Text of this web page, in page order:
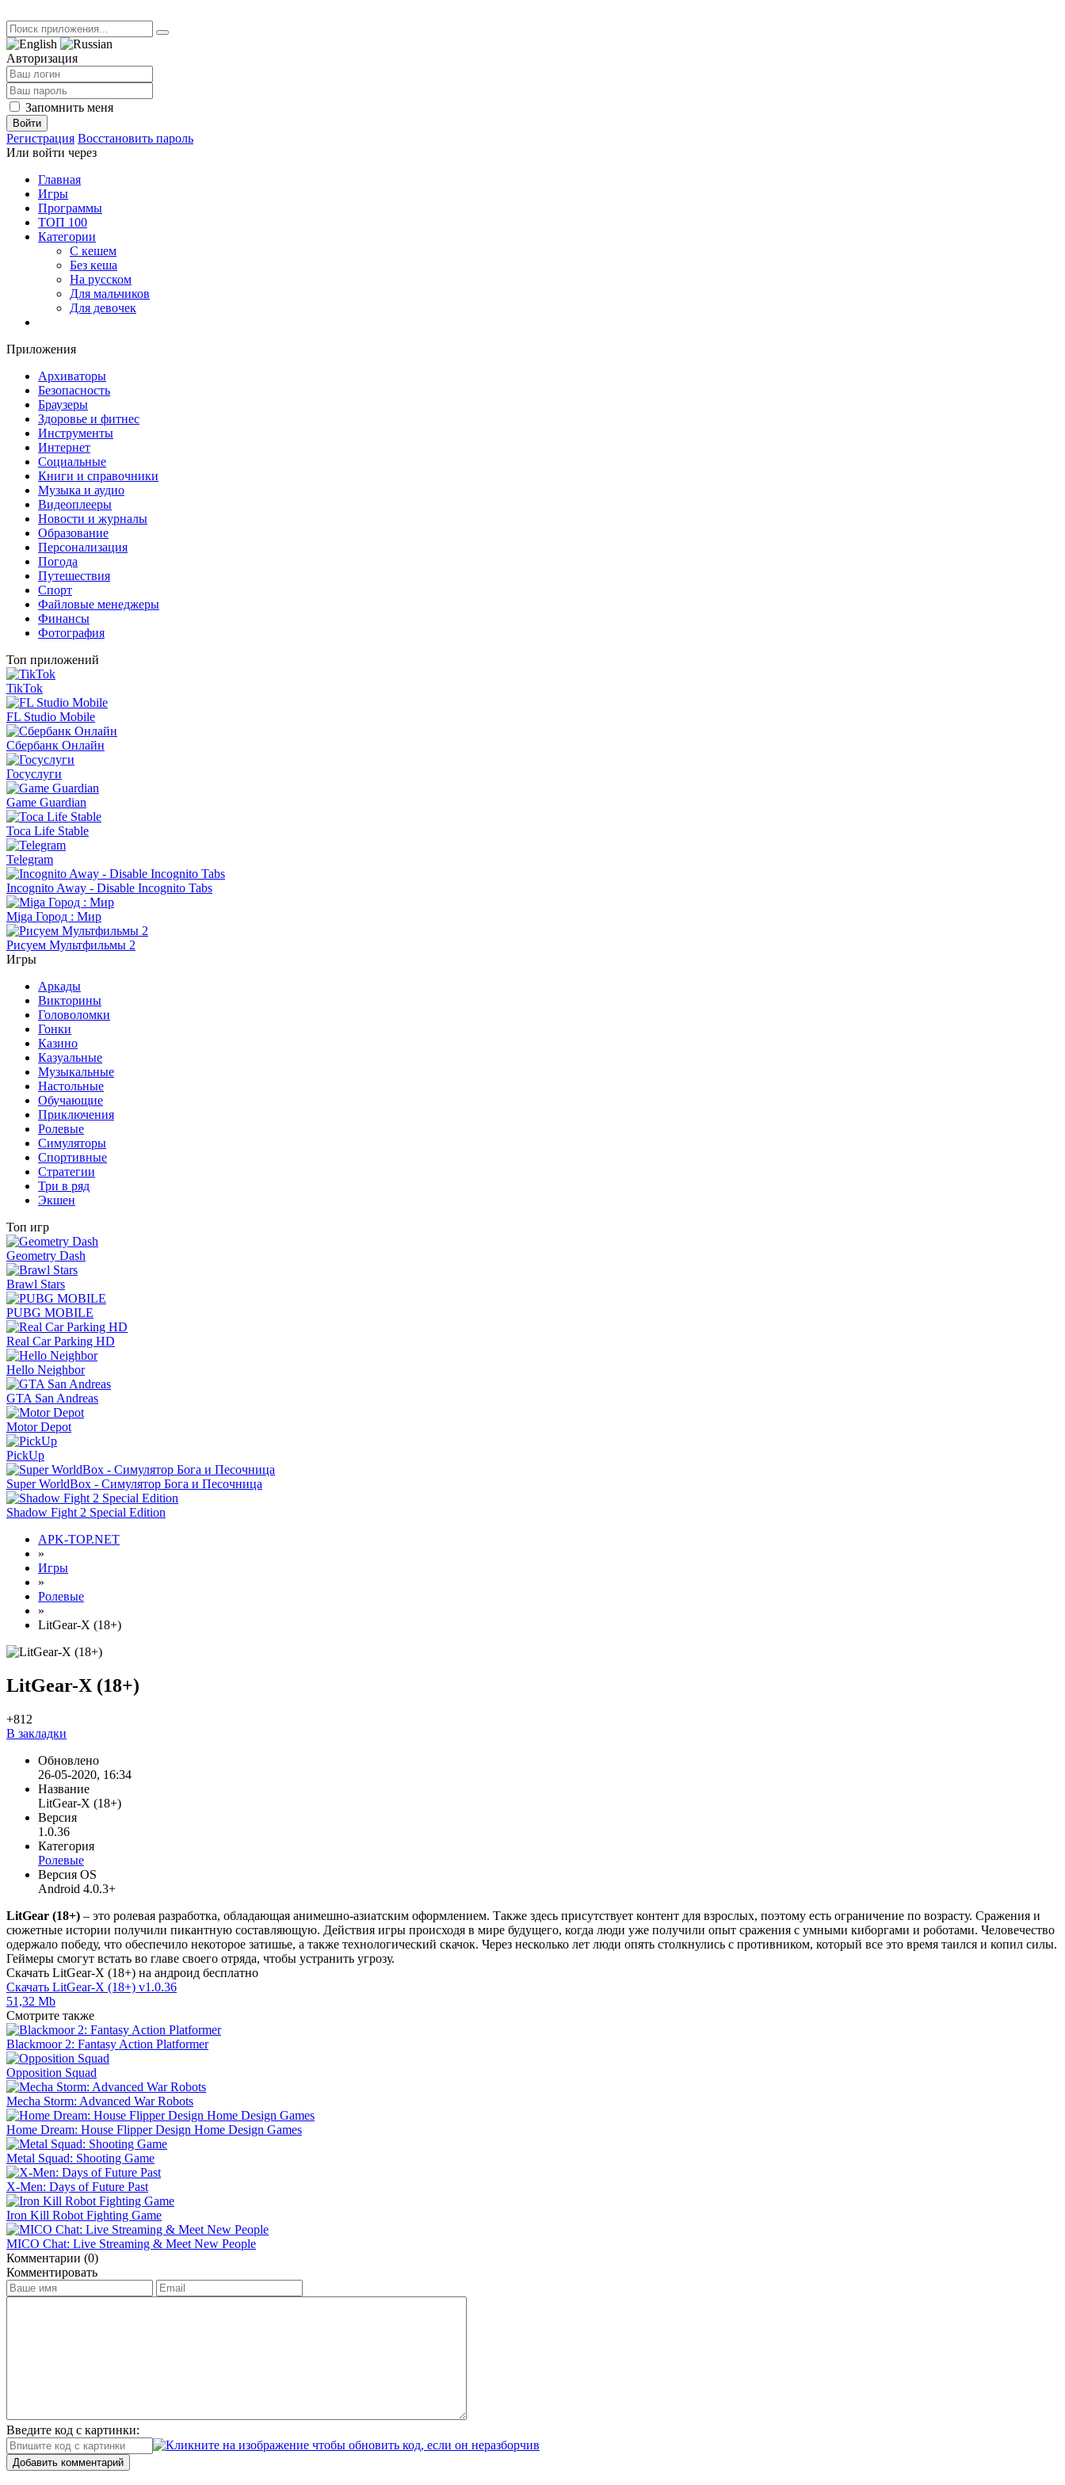
Авторизация
Запомнить меня
Войти
Регистрация Восстановить пароль
Или войти через
Главная
Игры
Программы
ТОП 100
Категории
С кешем
Без кеша
На русском
Для мальчиков
Для девочек
Приложения
Архиваторы
Безопасность
Браузеры
Здоровье и фитнес
Инструменты
Интернет
Социальные
Книги и справочники
Музыка и аудио
Видеоплееры
Новости и журналы
Образование
Персонализация
Погода
Путешествия
Спорт
Файловые менеджеры
Финансы
Фотография
Топ приложений
TikTok
FL Studio Mobile
Сбербанк Онлайн
Госуслуги
Game Guardian
Toca Life Stable
Telegram
Incognito Away - Disable Incognito Tabs
Miga Город : Мир
Рисуем Мультфильмы 2
Игры
Аркады
Викторины
Головоломки
Гонки
Казино
Казуальные
Музыкальные
Настольные
Обучающие
Приключения
Ролевые
Симуляторы
Спортивные
Стратегии
Три в ряд
Экшен
Топ игр
Geometry Dash
Brawl Stars
PUBG MOBILE
Real Car Parking HD
Hello Neighbor
GTA San Andreas
Motor Depot
PickUp
Super WorldBox - Симулятор Бога и Песочница
Shadow Fight 2 Special Edition
APK-TOP.NET
»
Игры
»
Ролевые
»
LitGear-X (18+)
LitGear-X (18+)
+812
В закладки
Обновлено
26-05-2020, 16:34
Название
LitGear-X (18+)
Версия
1.0.36
Категория
Ролевые
Версия OS
Android 4.0.3+
LitGear (18+) – это ролевая разработка, обладающая анимешно-азиатским оформлением. Также здесь присутствует контент для взрослых, поэтому есть ограничение по возрасту. Сражения и
сюжетные истории получили пикантную составляющую. Действия игры происходя в мире будущего, когда люди уже получили опыт сражения с умными киборгами и роботами. Человечество
одержало победу, что обеспечило некоторое затишье, а также технологический скачок. Через несколько лет люди опять столкнулись с противником, который все это время таился и копил силы.
Геймеры смогут встать во главе своего отряда, чтобы устранить угрозу.
Скачать LitGear-X (18+) на андроид бесплатно
Скачать LitGear-X (18+) v1.0.36
51,32 Mb
Смотрите также
Blackmoor 2: Fantasy Action Platformer
Opposition Squad
Mecha Storm: Advanced War Robots
Home Dream: House Flipper Design Home Design Games
Metal Squad: Shooting Game
X-Men: Days of Future Past
Iron Kill Robot Fighting Game
MICO Chat: Live Streaming & Meet New People
Комментарии (0)
Комментировать
Введите код с картинки:
Добавить комментарий